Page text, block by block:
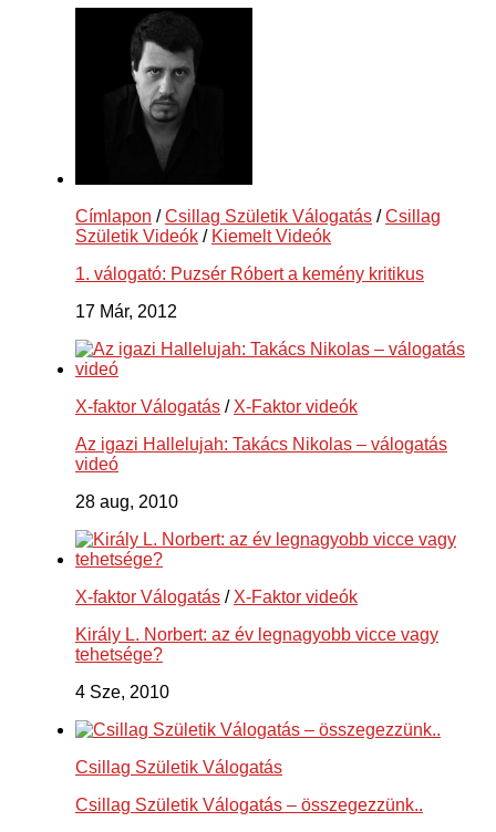
Címlapon /Csillag Születik Válogatás /Csillag
Születik Videók / Kiemelt Videók
1. válogató: Puzsér Róbert a kemény kritikus
17 Már, 2012
X-faktor Válogatás / X-Faktor videók
Az igazi Hallelujah: Takács Nikolas – válogatás
videó
28 aug, 2010
X-faktor Válogatás / X-Faktor videók
Király L. Norbert: az év legnagyobb vicce vagy
tehetsége?
4 Sze, 2010
Csillag Születik Válogatás
Csillag Születik Válogatás – összegezzünk..